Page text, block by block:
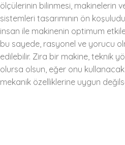
ölçülerinin bilinmesi, makinelerin
sistemleri tasarımının ön
insan ile makinenin optimum
bu sayede, rasyonel ve yorucu
edilebilir. Zira bir makine, teknik
olursa olsun, eğer onu
mekanik özelliklerine uygun